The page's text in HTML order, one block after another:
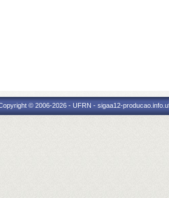
© 2006-2026 - UFRN - sigaa12-